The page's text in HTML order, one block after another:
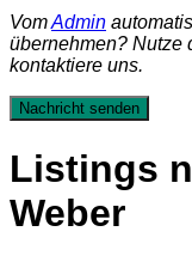
VomAdmin
übernehmen? Nutze
kontaktiere uns.
Nachricht senden
Listings
Weber